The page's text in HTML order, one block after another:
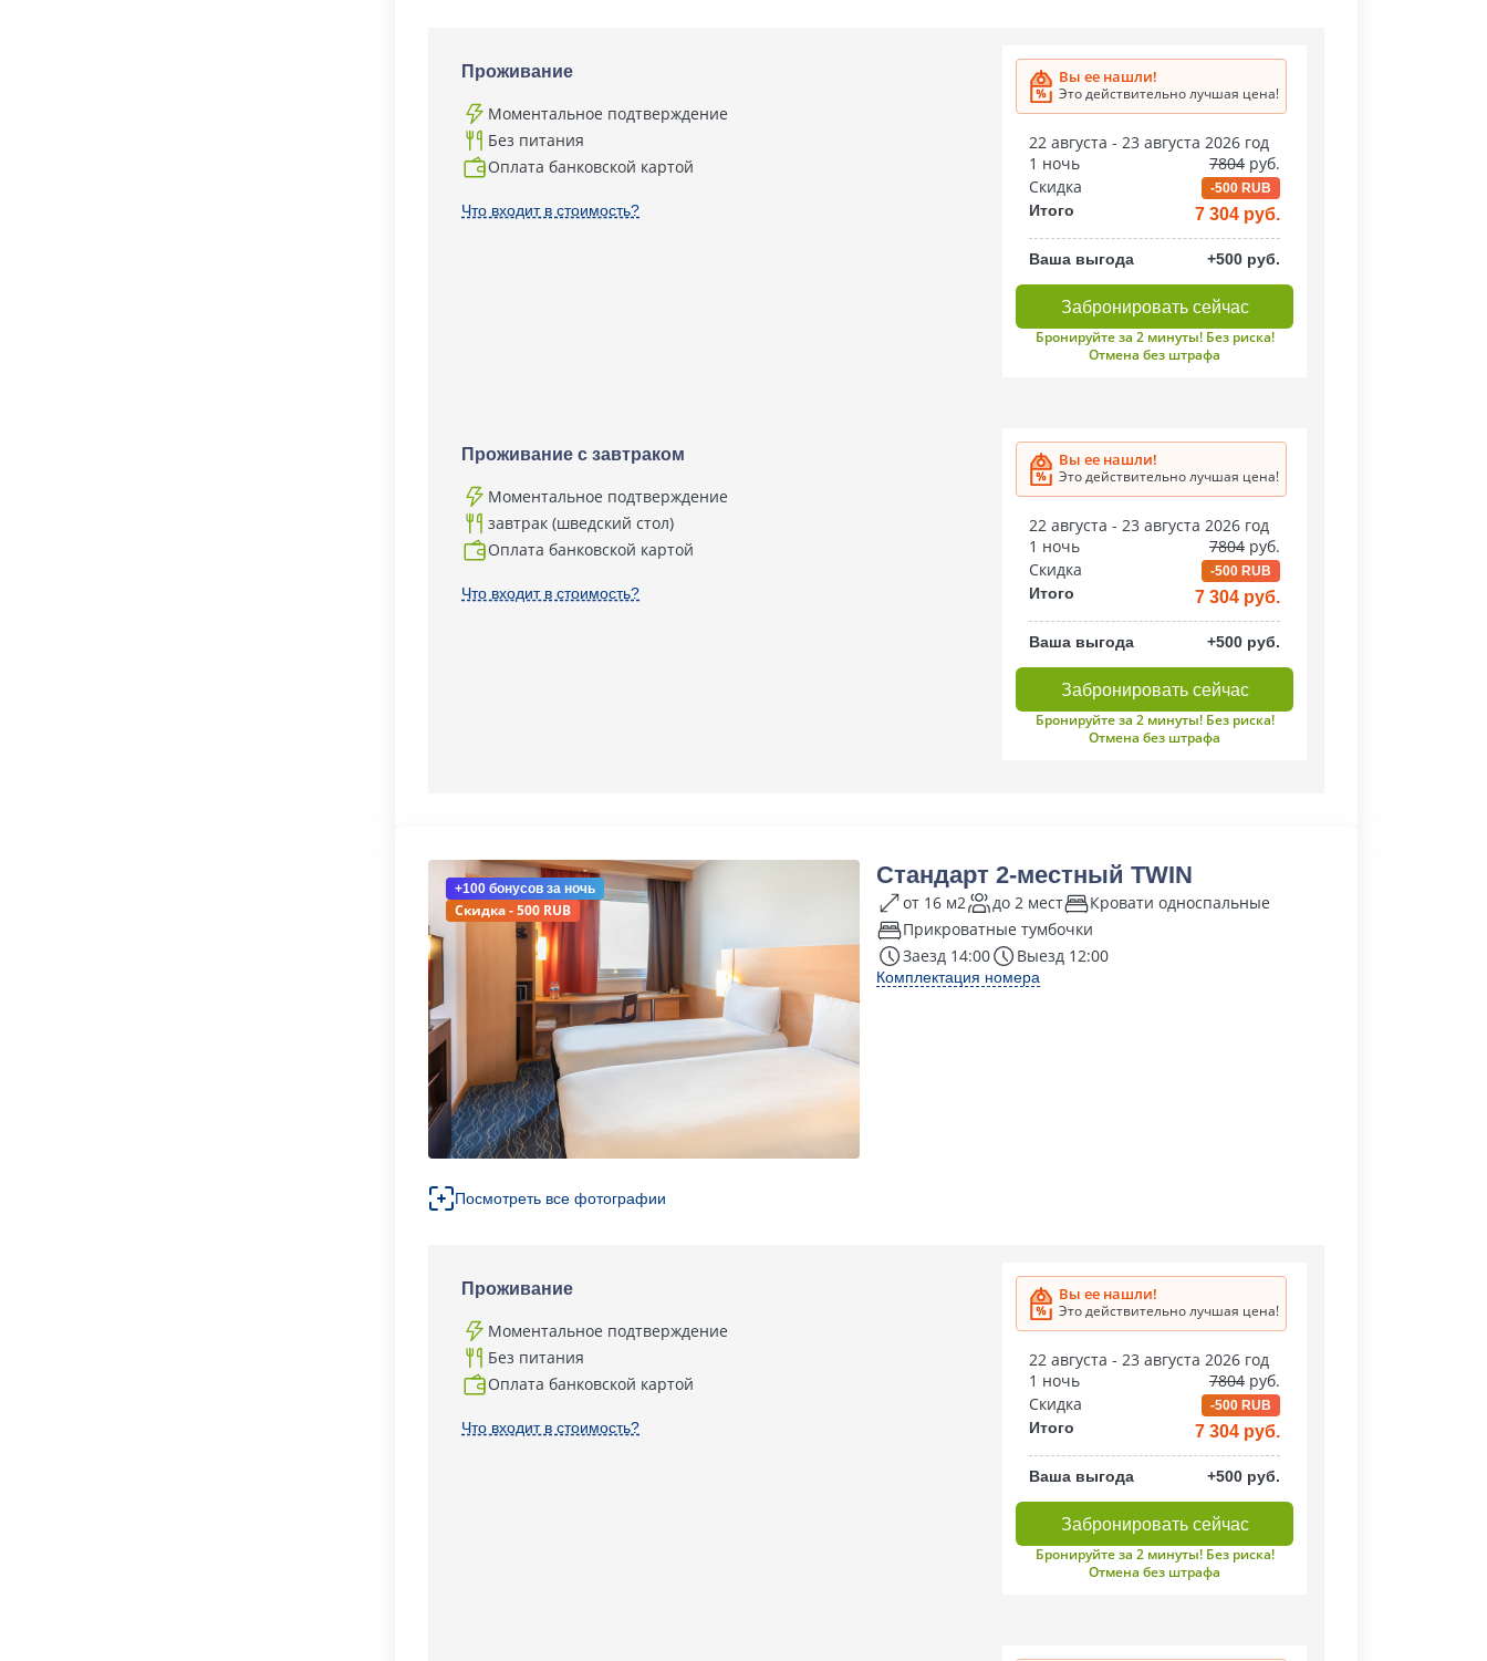
Проживание
Моментальное подтверждение
Без питания
Оплата банковской картой
Что входит в стоимость?
Вы ее нашли!
Это действительно лучшая цена!
22 августа - 23 августа 2026 год
1 ночь
7804 руб.
Скидка
-500 RUB
Итого 7 304 руб.
Ваша выгода +500 руб.
Забронировать сейчас
Бронируйте за 2 минуты! Без риска!
Отмена без штрафа
Проживание с завтраком
Моментальное подтверждение
завтрак (шведский стол)
Оплата банковской картой
Что входит в стоимость?
Вы ее нашли!
Это действительно лучшая цена!
22 августа - 23 августа 2026 год
1 ночь
7804 руб.
Скидка
-500 RUB
Итого 7 304 руб.
Ваша выгода +500 руб.
Забронировать сейчас
Бронируйте за 2 минуты! Без риска!
Отмена без штрафа
+100 бонусов за ночь
Скидка - 500 RUB
Посмотреть все фотографии
Стандарт 2-местный TWIN
от 16 м2 до 2 мест
Кровати односпальные
Прикроватные тумбочки
Заезд 14:00
Выезд 12:00
Комплектация номера
Проживание
Моментальное подтверждение
Без питания
Оплата банковской картой
Что входит в стоимость?
Вы ее нашли!
Это действительно лучшая цена!
22 августа - 23 августа 2026 год
1 ночь
7804 руб.
Скидка
-500 RUB
Итого 7 304 руб.
Ваша выгода +500 руб.
Забронировать сейчас
Бронируйте за 2 минуты! Без риска!
Отмена без штрафа